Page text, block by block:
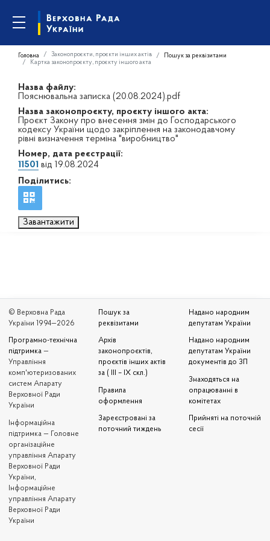
Головна Законопроєкти, проєкти інших актів
Пошук за реквізитами
Картка законопроєкту, проєкту іншого акта
Назва файлу:
Пояснювальна записка (20.08.2024).pdf
Назва законопроєкту, проєкту іншого акта:
Проєкт Закону про внесення змін до Господарського
кодексу України щодо закріплення на законодавчому
рівні визначення терміна "виробництво"
Номер, дата реєстрації:
11501 від 19.08.2024
Поділитись:
Завантажити
© Верховна Рада
України 1994—2026
Програмно-технічна
підтримка —
Управління
комп'ютеризованих
систем Апарату
Верховної Ради
України
Iнформаційна
підтримка — Головне
організаційне
управління Апарату
Верховної Ради
України,
Інформаційне
управління Апарату
Верховної Ради
України
Пошук за
реквізитами
Архів
законопроєктів,
проєктів інших актів
за ( III – IX скл.)
Правила
оформлення
Зареєстровані за
поточний тиждень
Надано народним
депутатам України
Надано народним
депутатам України
документів до ЗП
Знаходяться на
опрацюванні в
комітетах
Прийняті на поточній
сесії